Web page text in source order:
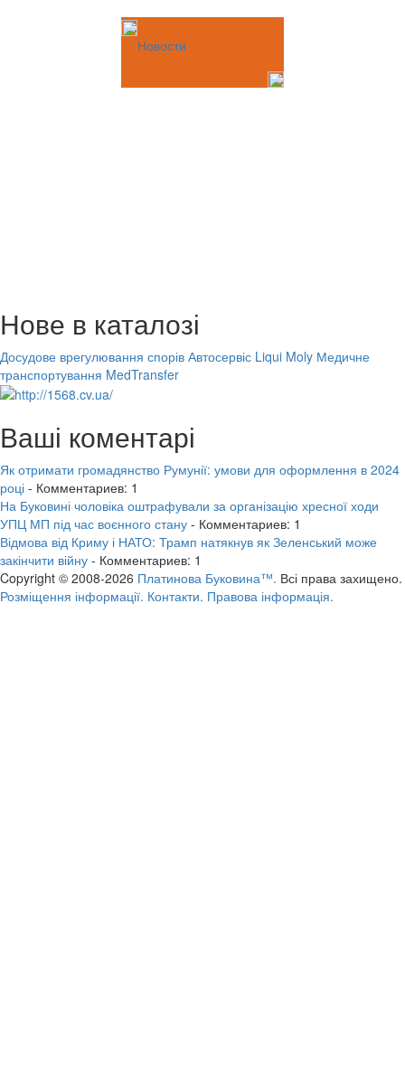
Новости
Нове в каталозі
Досудове врегулювання спорів Автосервіс Liqui Moly Медичне
транспортування MedTransfer
Ваші коментарі
Як отримати громадянство Румунії: умови для оформлення в 2024
році - Комментариев: 1
На Буковині чоловіка оштрафували за організацію хресної ходи
УПЦ МП під час воєнного стану - Комментариев: 1
Відмова від Криму і НАТО: Трамп натякнув як Зеленський може
закінчити війну - Комментариев: 1
Copyright © 2008-2026 Платинова Буковина™. Всі права захищено.
Розміщення інформації. Контакти. Правова інформація.